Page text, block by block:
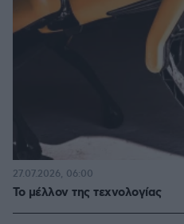
Το μέλλον της τεχνολογίας
27.07.2026, 06:00